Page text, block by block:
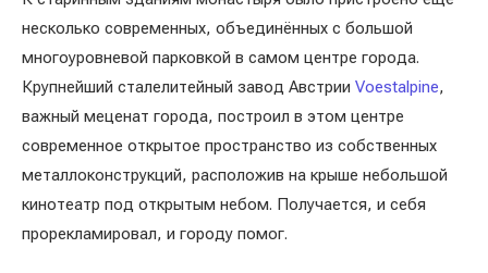
несколько современных, объединённых с большой
многоуровневой парковкой в самом центре города.
Крупнейший сталелитейный завод Австрии Voestalpine,
важный меценат города, построил в этом центре
современное открытое пространство из собственных
металлоконструкций, расположив на крыше небольшой
кинотеатр под открытым небом. Получается, и себя
прорекламировал, и городу помог.